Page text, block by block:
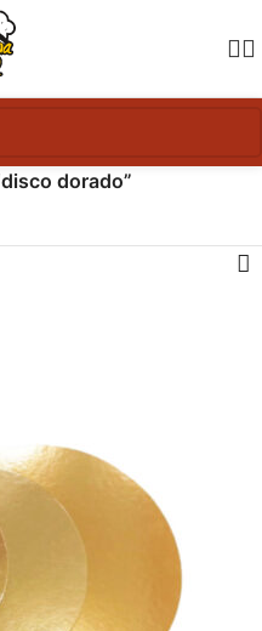
dorado”